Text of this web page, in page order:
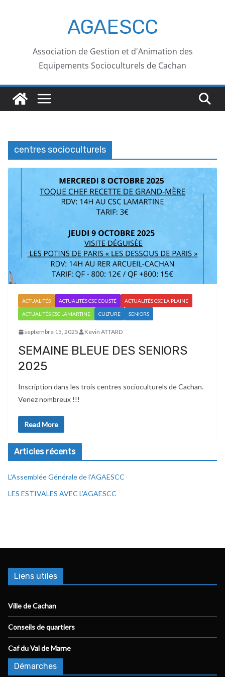
AGAESCC
Association de Gestion et d'Animation des
Equipements Socioculturels de Cachan
centres socioculturels
ACTUALITÉS ACTUALITÉS CSC COUSTÉ ACTUALITÉS CSC LA PLAINE
ACTUALITÉS CSC LAMARTINE CULTURE SENIORS
septembre 15, 2025 Kevin ATTARD
SEMAINE BLEUE DES SENIORS
2025
Inscription dans les trois centres socioculturels de Cachan.
Venez nombreux !!!
Read More
Articles récents
L’Assemblée Générale de l’AGAESCC
LES ESTIVALES AVEC L’AGAESCC
Liens utiles
Ville de Cachan
Conseils de quartiers
Caf du Val de Marne
Démarches